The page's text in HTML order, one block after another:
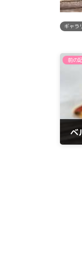
ギャラ
前の
ベ